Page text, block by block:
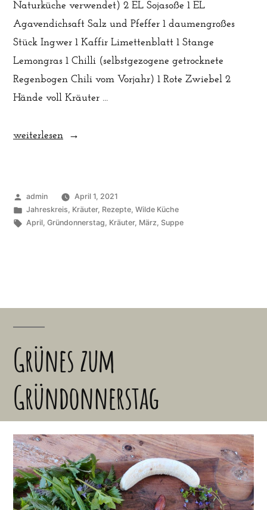
Naturküche verwendet) 2 EL Sojasoße 1 EL
Agavendichsaft Salz und Pfeffer 1 daumengroßes
Stück Ingwer 1 Kaffir Limettenblatt 1 Stange
Lemongras 1 Chilli (selbstgezogene getrocknete
Regenbogen Chili vom Vorjahr) 1 Rote Zwiebel 2
Hände voll Kräuter …
„Gründonnerstagssuppe
Thailändischer
Art“
weiterlesen
Veröffentlicht
von
admin
April 1, 2021
Veröffentlicht
unter
Jahreskreis, Kräuter, Rezepte,Wilde Küche
Schlagwörter:
April,Gründonnerstag, Kräuter, März, Suppe
Grünes zum
Gründonnerstag